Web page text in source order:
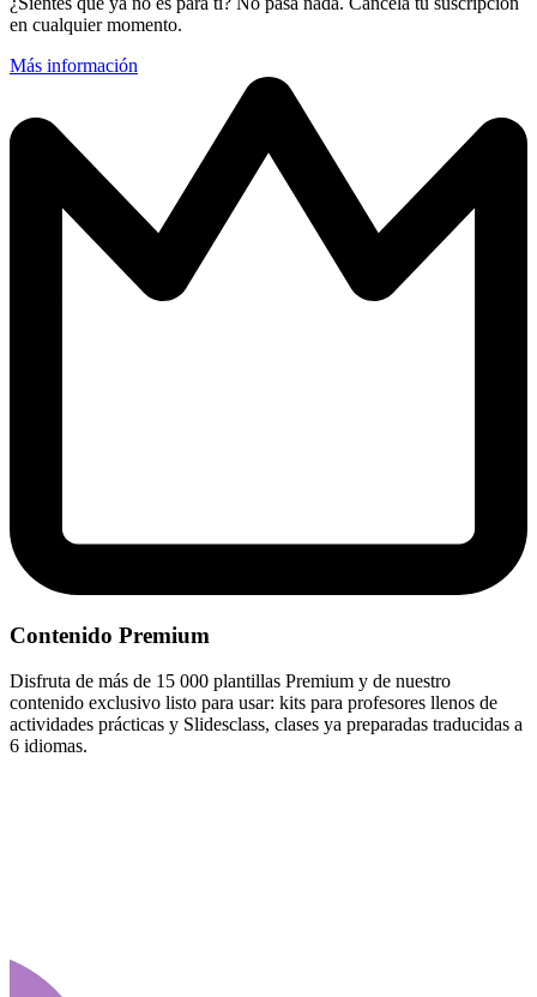
en cualquier momento.
Más información
Contenido Premium
Disfruta de más de 15 000 plantillas Premium y de nuestro
contenido exclusivo listo para usar: kits para profesores llenos de
actividades prácticas y Slidesclass, clases ya preparadas traducidas a
6 idiomas.